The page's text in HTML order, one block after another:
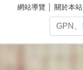
網站導覽 關於本站